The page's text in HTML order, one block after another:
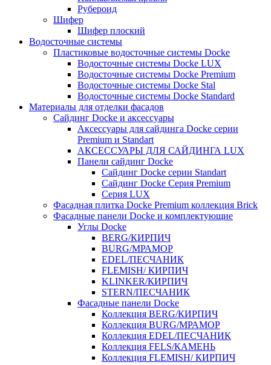
Рубероид
Шифер
Шифер плоский
Водосточные системы
Пластиковые водосточные системы Docke
Водосточные системы Docke LUX
Водосточные системы Docke Premium
Водосточные системы Docke Stal
Водосточные системы Docke Standard
Материалы для отделки фасадов
Сайдинг Docke и аксессуары
Аксессуары для сайдинга Docke серии
Premium и Standart
АКСЕССУАРЫ ДЛЯ САЙДИНГА LUX
Панели сайдинг Docke
Cайдинг Docke серии Standart
Сайдинг Docke Серия Premium
Серия LUX
Фасадная плитка Docke Premium коллекция Brick
Фасадные панели Docke и комплектующие
Углы Docke
BERG/КИРПИЧ
BURG/МРАМОР
EDEL/ПЕСЧАНИК
FLEMISH/ КИРПИЧ
KLINKER/КИРПИЧ
STERN/ПЕСЧАНИК
Фасадные панели Docke
Коллекция BERG/КИРПИЧ
Коллекция BURG/МРАМОР
Коллекция EDEL/ПЕСЧАНИК
Коллекция FELS/КАМЕНЬ
Коллекция FLEMISH/ КИРПИЧ